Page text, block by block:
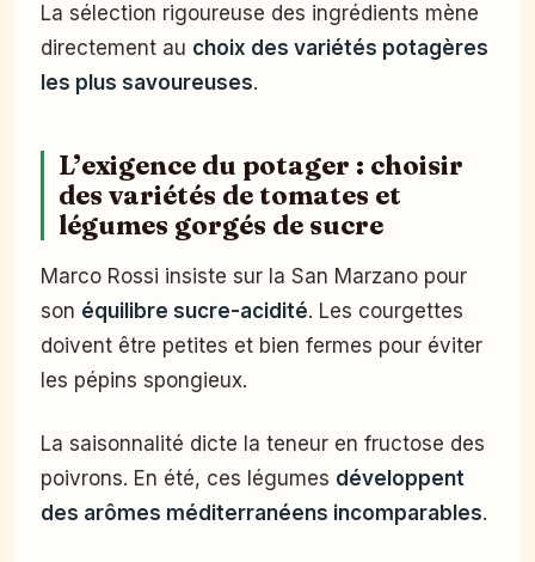
La sélection rigoureuse des ingrédients mène
directement au choix des variétés potagères
les plus savoureuses.
L’exigence du potager : choisir
des variétés de tomates et
légumes gorgés de sucre
Marco Rossi insiste sur la San Marzano pour
son équilibre sucre-acidité. Les courgettes
doivent être petites et bien fermes pour éviter
les pépins spongieux.
La saisonnalité dicte la teneur en fructose des
poivrons. En été, ces légumes développent
des arômes méditerranéens incomparables.